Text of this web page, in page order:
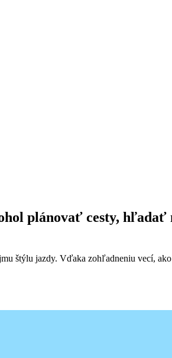
plánovať cesty,
štýlu jazdy. Vďaka zohľadneniu vecí,